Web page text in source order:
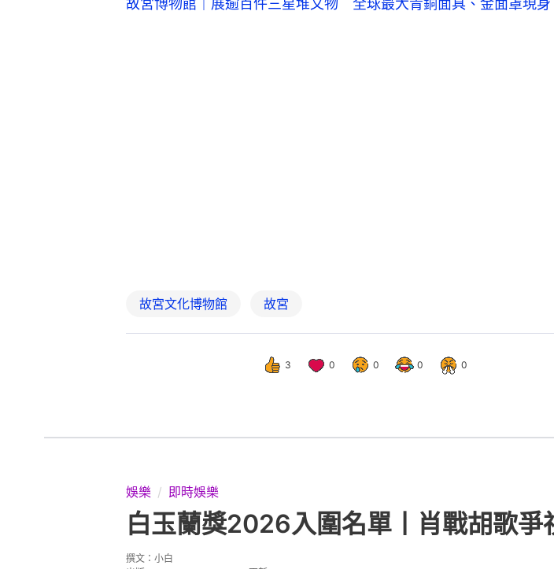
故宮博物館｜展逾百件三星堆文物 全球最大青銅面具、金面罩現身
娛樂 即時娛樂
白玉蘭獎2026入圍名單丨肖戰胡歌
更新：2026-05-27 16:23